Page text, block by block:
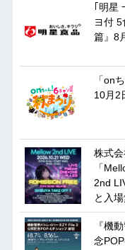
｢明
ヨ付
篇』8
「on
10月2
株式
「
2nd
と入
『機
念